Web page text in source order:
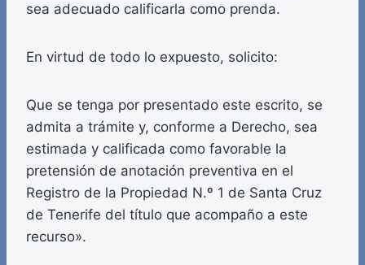
sea adecuado calificarla como prenda.
En virtud de todo lo expuesto, solicito:
Que se tenga por presentado este escrito, se
admita a trámite y, conforme a Derecho, sea
estimada y calificada como favorable la
pretensión de anotación preventiva en el
Registro de la Propiedad N.º 1 de Santa Cruz
de Tenerife del título que acompaño a este
recurso».